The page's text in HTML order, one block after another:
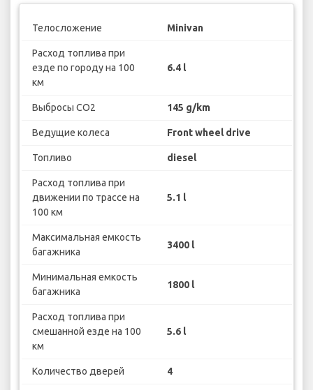
Телосложение Minivan
Расход топлива при
езде по городу на 100
км
6.4 l
Выбросы CO2 145 g/km
Ведущие колеса Front wheel drive
Топливо diesel
Расход топлива при
движении по трассе на
100 км
5.1 l
Максимальная емкость
багажника
3400 l
Минимальная емкость
багажника
1800 l
Расход топлива при
смешанной езде на 100
км
5.6 l
Количество дверей 4